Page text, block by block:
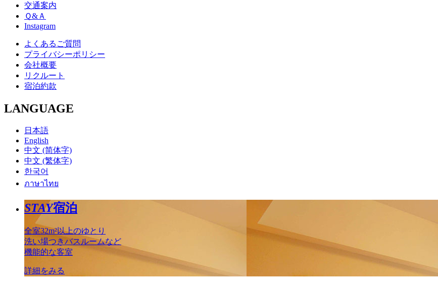
交通案内
Ｑ&Ａ
Instagram
よくあるご質問
プライバシーポリシー
会社概要
リクルート
宿泊約款
LANGUAGE
日本語
English
中文 (简体字)
中文 (繁体字)
한국어
ภาษาไทย
STAY宿泊
全室32m²以上のゆとり
洗い場つきバスルームなど
機能的な客室
詳細をみる